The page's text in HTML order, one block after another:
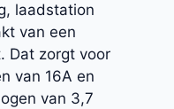
laadstation
van een
Dat zorgt voor
van 16A en
van 3,7